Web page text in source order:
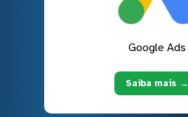
Google Ads
Saiba mais →